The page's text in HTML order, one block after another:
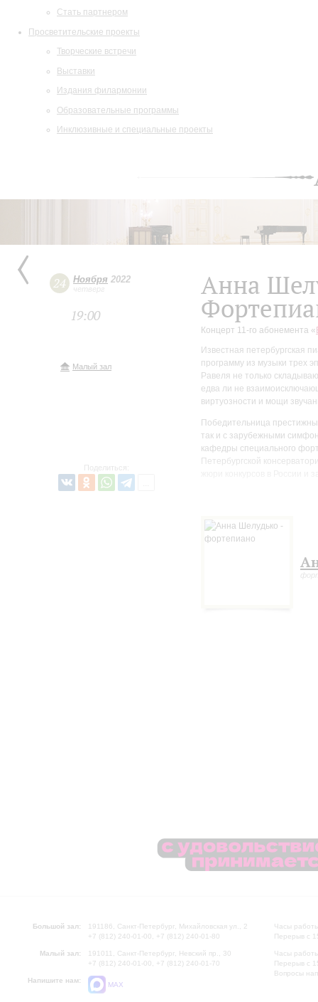
Стать партнером
Просветительские проекты
Творческие встречи
Выставки
Издания филармонии
Образовательные программы
Инклюзивные и специальные проекты
24 Ноября 2022
четверг
19:00
Малый зал
Поделиться:
Анна
Концерт 11-го абонемента «
Известная петербургская
программу из музыки трех
Равеля не только
едва ли не
виртуозности и мощи
Победительница
так и с зарубежными
кафедры специального
Петербургской
Большой зал:
191186, Санкт-Петербург, Михайловская ул., 2
+7 (812) 240-01-00, +7 (812) 240-01-80
Малый зал:
191011, Санкт-Петербург, Невский пр., 30
+7 (812) 240-01-00, +7 (812) 240-01-70
Напишите нам:
MAX
Часы
Перерыв с
Часы
Перерыв с
Вопросы